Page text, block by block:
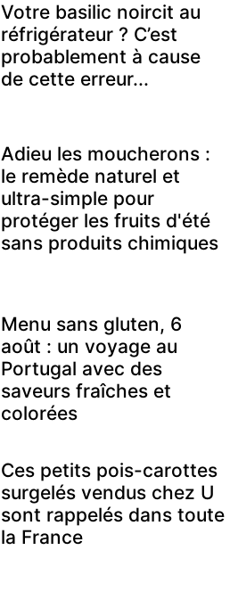
Votre basilic noircit au
réfrigérateur ? C’est
probablement à cause
de cette erreur...
Adieu les moucherons :
le remède naturel et
ultra-simple pour
protéger les fruits d'été
sans produits chimiques
Menu sans gluten, 6
août : un voyage au
Portugal avec des
saveurs fraîches et
colorées
Ces petits pois-carottes
surgelés vendus chez U
sont rappelés dans toute
la France